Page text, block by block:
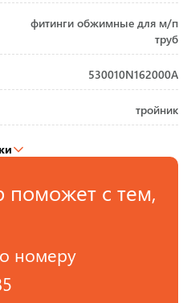
фитинги обжимные для м/п
труб
530010N162000A
тройник
с тем,
номеру